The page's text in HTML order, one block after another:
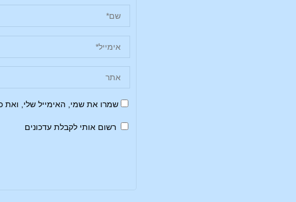
שמרו את שמי, האימייל שלי,
רשום אותי לקבלת עדכונים